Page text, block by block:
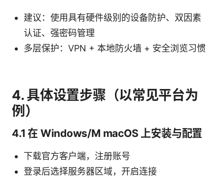
建议：使用具有硬件级别的设备防护、双因素
认证、强密码管理
多层保护：VPN + 本地防火墙 + 安全浏览习惯
4. 具体设置步骤（以常见平台为
例）
4.1 在 Windows/M macOS 上安装与配置
下载官方客户端，注册账号
登录后选择服务器区域，开启连接